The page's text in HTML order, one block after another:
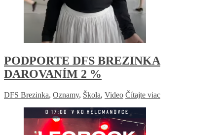
PODPORTE DFS BREZINKA
DAROVANÍM 2 %
DFS Brezinka, Oznamy, Škola, Video Čítajte viac